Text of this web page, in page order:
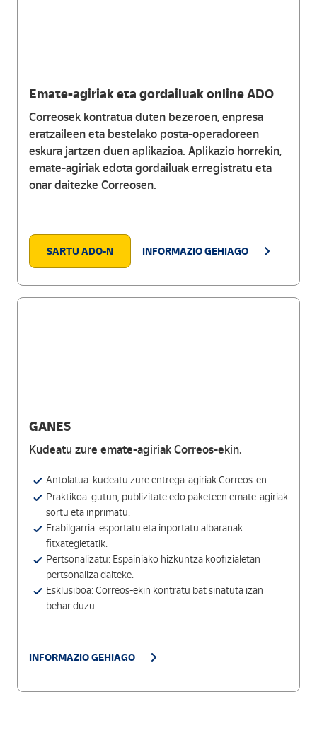
Emate-agiriak eta gordailuak online ADO
Correosek kontratua duten bezeroen, enpresa
eratzaileen eta bestelako posta-operadoreen
eskura jartzen duen aplikazioa. Aplikazio horrekin,
emate-agiriak edota gordailuak erregistratu eta
onar daitezke Correosen.
SARTU ADO-N INFORMAZIO GEHIAGO
GANES
Kudeatu zure emate-agiriak Correos-ekin.
Antolatua: kudeatu zure entrega-agiriak Correos-en.
Praktikoa: gutun, publizitate edo paketeen emate-agiriak
sortu eta inprimatu.
Erabilgarria: esportatu eta inportatu albaranak
fitxategietatik.
Pertsonalizatu: Espainiako hizkuntza koofizialetan
pertsonaliza daiteke.
Esklusiboa: Correos-ekin kontratu bat sinatuta izan
behar duzu.
INFORMAZIO GEHIAGO